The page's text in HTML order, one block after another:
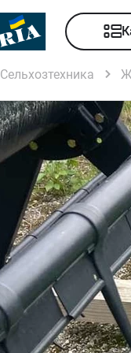
Сельхозтехника